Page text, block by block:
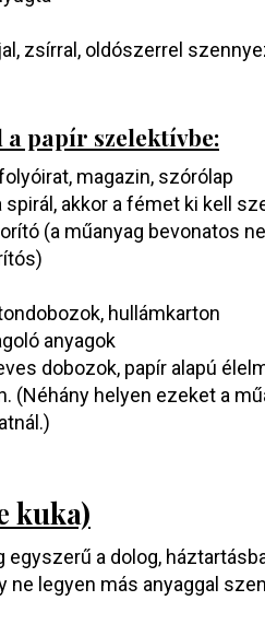
zsírral, oldószerrel
a papír szelektívbe:
magazin, szórólap
akkor a fémet ki kell
(a műanyag bevonatos
hullámkarton
anyagok
dobozok, papír alapú
(Néhány helyen ezeket a
kuka)
egyszerű a dolog,
ne legyen más anyaggal